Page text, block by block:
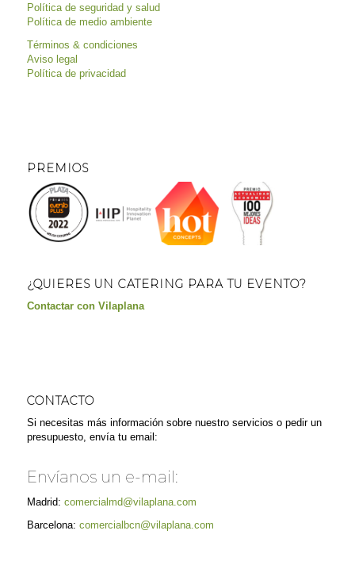
Política de seguridad y salud
Política de medio ambiente
Términos & condiciones
Aviso legal
Política de privacidad
PREMIOS
¿QUIERES UN CATERING PARA TU EVENTO?
Contactar con Vilaplana
CONTACTO
Si necesitas más información sobre nuestro servicios o pedir un
presupuesto, envía tu email:
Envíanos un e-mail:
Madrid: comercialmd@vilaplana.com
Barcelona: comercialbcn@vilaplana.com